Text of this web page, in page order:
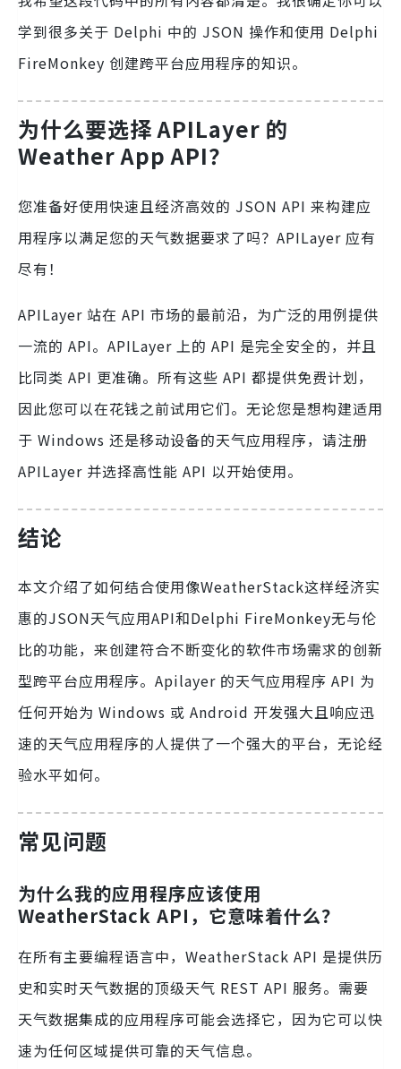
学到很多关于 Delphi 中的 JSON 操作和使用 Delphi
FireMonkey 创建跨平台应用程序的知识。
为什么要选择 APILayer 的
Weather App API？
您准备好使用快速且经济高效的 JSON API 来构建应
用程序以满足您的天气数据要求了吗？APILayer 应有
尽有！
APILayer 站在 API 市场的最前沿，为广泛的用例提供
一流的 API。APILayer 上的 API 是完全安全的，并且
比同类 API 更准确。所有这些 API 都提供免费计划，
因此您可以在花钱之前试用它们。无论您是想构建适用
于 Windows 还是移动设备的天气应用程序，请注册
APILayer 并选择高性能 API 以开始使用。
结论
本文介绍了如何结合使用像WeatherStack这样经济实
惠的JSON天气应用API和Delphi FireMonkey无与伦
比的功能，来创建符合不断变化的软件市场需求的创新
型跨平台应用程序。Apilayer 的天气应用程序 API 为
任何开始为 Windows 或 Android 开发强大且响应迅
速的天气应用程序的人提供了一个强大的平台，无论经
验水平如何。
常见问题
为什么我的应用程序应该使用
WeatherStack API，它意味着什么？
在所有主要编程语言中，WeatherStack API 是提供历
史和实时天气数据的顶级天气 REST API 服务。需要
天气数据集成的应用程序可能会选择它，因为它可以快
速为任何区域提供可靠的天气信息。